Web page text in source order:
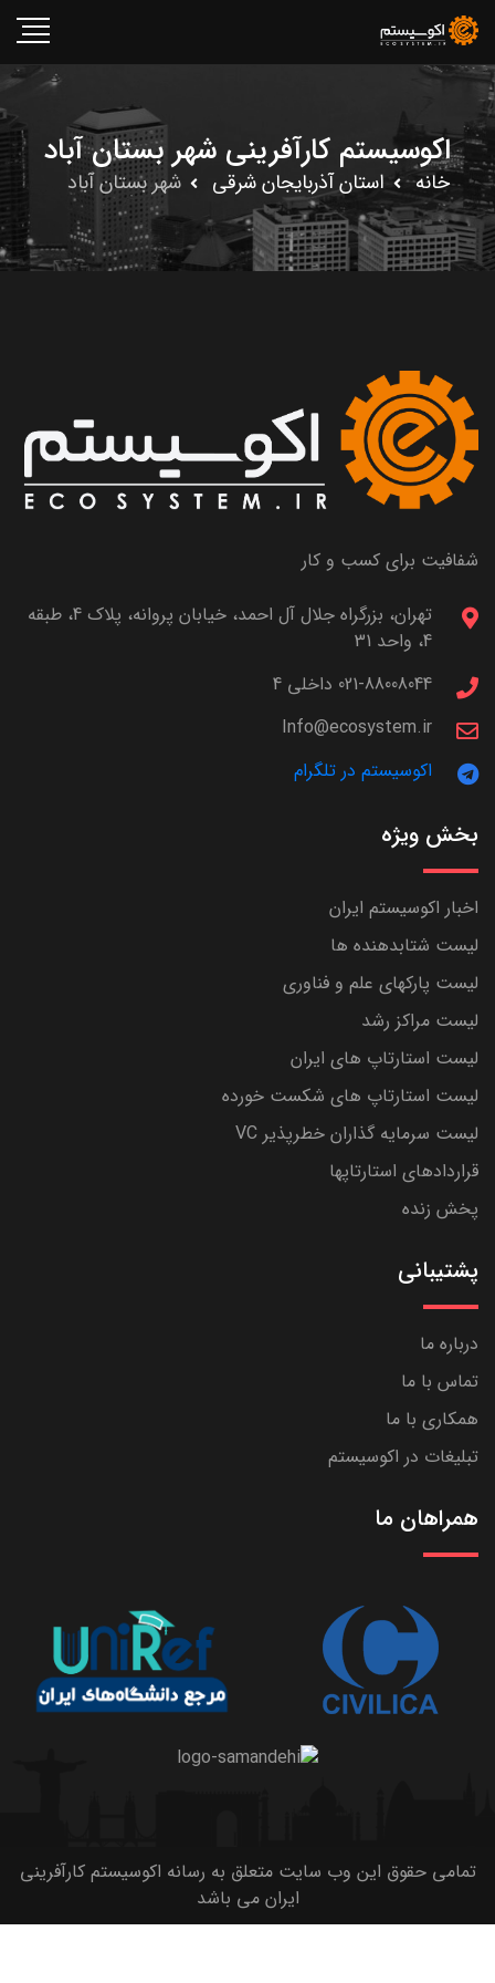
اکوسیستم کارآفرینی شهر بستان آباد
خانه استان آذربايجان شرقى شهر بستان آباد
شفافیت برای کسب و کار
تهران، بزرگراه جلال آل احمد، خیابان پروانه، پلاک 4، طبقه
4، واحد 31
021-88008044 داخلی 4
Info@ecosystem.ir
اکوسیستم در تلگرام
بخش ویژه
اخبار اکوسیستم ایران
لیست شتابدهنده ها
لیست پارکهای علم و فناوری
لیست مراکز رشد
لیست استارتاپ های ایران
لیست استارتاپ های شکست خورده
لیست سرمایه گذاران خطرپذیر VC
قراردادهای استارتاپها
پخش زنده
پشتیبانی
درباره ما
تماس با ما
همکاری با ما
تبلیغات در اکوسیستم
همراهان ما
تمامی حقوق این وب سایت متعلق به رسانه اکوسیستم کارآفرینی
ایران می باشد